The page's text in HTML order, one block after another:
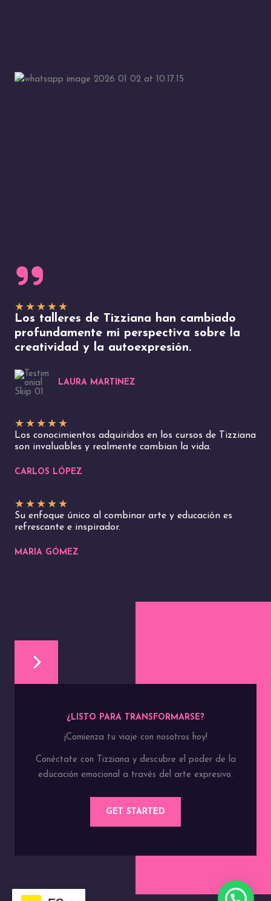
★ ★ ★ ★ ★
Los talleres de Tizziana han cambiado
profundamente mi perspectiva sobre la
creatividad y la autoexpresión.
LAURA MARTINEZ
★ ★ ★ ★ ★
Los conocimientos adquiridos en los cursos de Tizziana
son invaluables y realmente cambian la vida.
CARLOS LÓPEZ
★ ★ ★ ★ ★
Su enfoque único al combinar arte y educación es
refrescante e inspirador.
MARIA GÓMEZ
¿LISTO PARA TRANSFORMARSE?
¡Comienza tu viaje con nosotros hoy!
Conéctate con Tizziana y descubre el poder de la
educación emocional a través del arte expresivo.
GET STARTED